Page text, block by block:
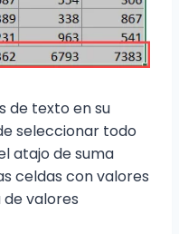
de texto en su
seleccionar todo
atajo de suma
celdas con valores
valores